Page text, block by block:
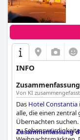
INFO
Von KI zusammengefasst
Das Hotel Constantia
alle, die einen
Übernachten
zu
Zusammenfassung